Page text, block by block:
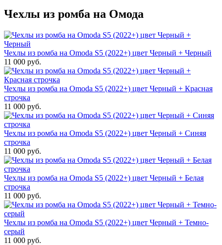
Чехлы из ромба на Омода
Чехлы из ромба на Omoda S5 (2022+) цвет Черный + Черный
11 000 руб.
Чехлы из ромба на Omoda S5 (2022+) цвет Черный + Красная
строчка
11 000 руб.
Чехлы из ромба на Omoda S5 (2022+) цвет Черный + Синяя
строчка
11 000 руб.
Чехлы из ромба на Omoda S5 (2022+) цвет Черный + Белая
строчка
11 000 руб.
Чехлы из ромба на Omoda S5 (2022+) цвет Черный + Темно-
серый
11 000 руб.